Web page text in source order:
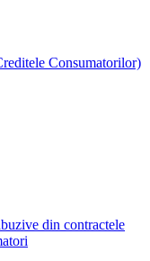
Consumatorilor)
din contractele